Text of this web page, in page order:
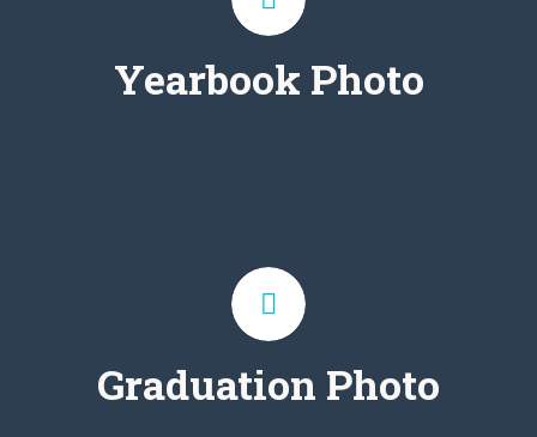
Yearbook Photo
Graduation Photo
On-Demand siaran live
acara Wisuda via Youtube